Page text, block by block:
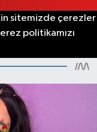
sitemizde çerezler
politikamızı